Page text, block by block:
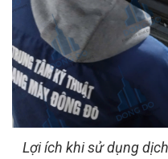
Lợi ích khi sử dụng